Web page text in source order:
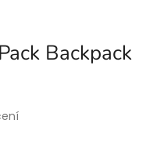
Backpack